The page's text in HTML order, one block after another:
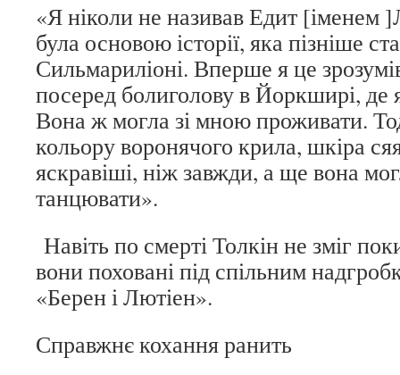
«Я ніколи не називав Едит [іменем
була основою історії, яка пізніше
Сильмариліоні. Вперше я це
посеред болиголову в Йоркширі, де
Вона ж могла зі мною проживати.
кольору воронячого крила, шкіра
яскравіші, ніж завжди, а ще вона
танцювати».
Навіть по смерті Толкін не зміг
вони поховані під спільним
«Берен і Лютіен».
Справжнє кохання ранить